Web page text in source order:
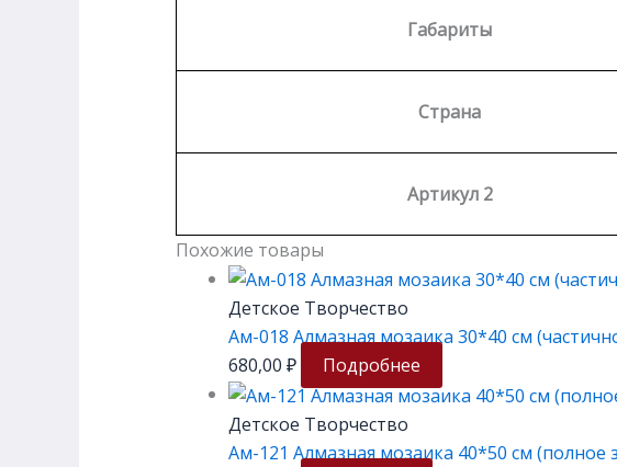
Габариты
Страна
Артикул 2
Похожие товары
Детское Творчество
Ам-018 Алмазная мозаика 30*40 см
680,00 ₽ Подробнее
Детское Творчество
Ам-121 Алмазная мозаика 40*50 см (полное